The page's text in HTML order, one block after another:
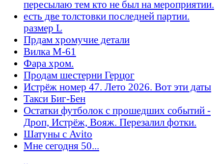
пересылаю тем кто не был на мероприятии.
есть две толстовки последней партии.
размер L
Прдам хромучие детали
Вилка М-61
Фара хром.
Продам шестерни Герцог
Истрёж номер 47. Лето 2026. Вот эти даты
Такси Биг-Бен
Остатки футболок с прошедших событий -
Дроп, Истрёж, Вояж. Перезалил фотки.
Шатуны с Avito
Мне сегодня 50...